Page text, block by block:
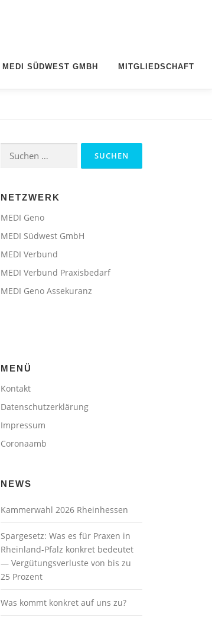
MEDI SÜDWEST GMBH MITGLIEDSCHAFT
Suchen
nach:
NETZWERK
MEDI Geno
MEDI Südwest GmbH
MEDI Verbund
MEDI Verbund Praxisbedarf
MEDI Geno Assekuranz
MENÜ
Kontakt
Datenschutzerklärung
Impressum
Coronaamb
NEWS
Kammerwahl 2026 Rheinhessen
Spargesetz: Was es für Praxen in
Rheinland-Pfalz konkret bedeutet
— Vergütungsverluste von bis zu
25 Prozent
Was kommt konkret auf uns zu?